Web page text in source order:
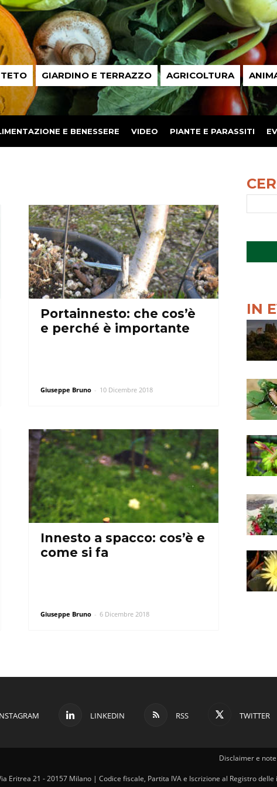
GIARDINO E TERRAZZO AGRICOLTURA
E BENESSERE VIDEO PIANTE E PARASSITI
Portainnesto: che cos’è
e perché è importante
Giuseppe Bruno - 10 Dicembre 2018
Innesto a spacco: cos’è e
come si fa
Giuseppe Bruno - 6 Dicembre 2018
IN
LINKEDIN RSS TWITTER
Disclaimer e
Eritrea 21 - 20157 Milano | Codice fiscale, Partita IVA e Iscrizione al Registro